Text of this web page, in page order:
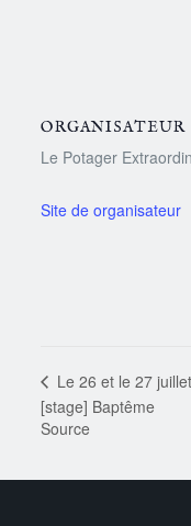
ORGANISATEUR
Le Potager
Le 26 et le 27 juillet
[stage] Baptême
Source